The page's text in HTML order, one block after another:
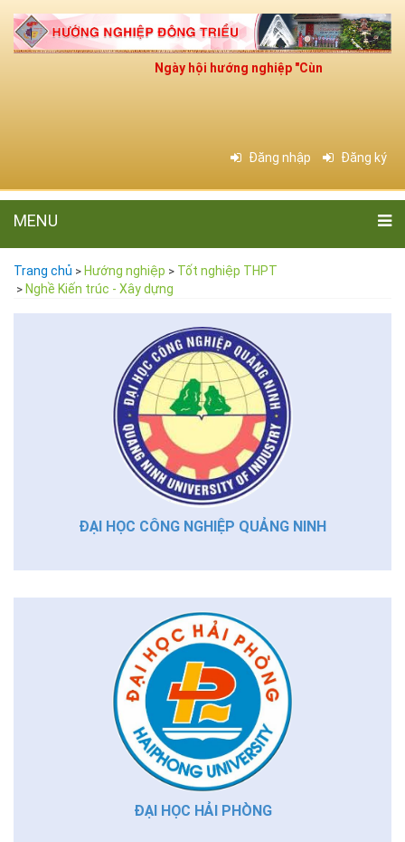
Ngày hội hướng nghiệp "Cùng bạn chọn
Đăng nhập Đăng ký
MENU
Trang chủ > Hướng nghiệp > Tốt nghiệp THPT
> Nghề Kiến trúc - Xây dựng
ĐẠI HỌC CÔNG NGHIỆP QUẢNG NINH
ĐẠI HỌC HẢI PHÒNG